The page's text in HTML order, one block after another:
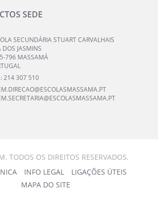
SEDE
SECUNDÁRIA STUART CARVALHAIS
DOS JASMINS
796 MASSAMÁ
214 307 510
TODOS OS DIREITOS RESERVADOS.
INFO LEGAL
LIGAÇÕES ÚTEIS
MAPA DO SITE